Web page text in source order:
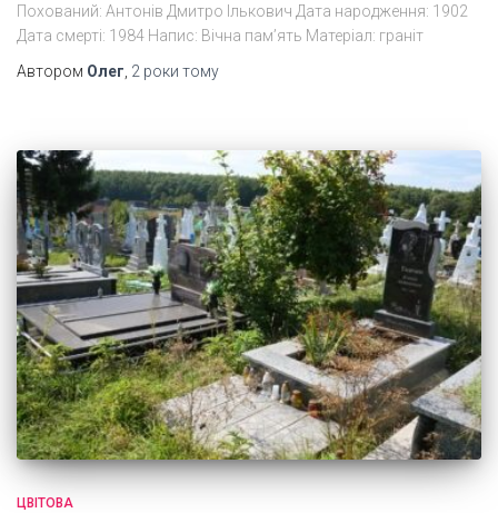
Похований: Антонів Дмитро Ількович Дата народження: 1902
Дата смерті: 1984 Напис: Вічна пам’ять Матеріал: граніт
Автором Олег 2 роки тому
ЦВІТОВА